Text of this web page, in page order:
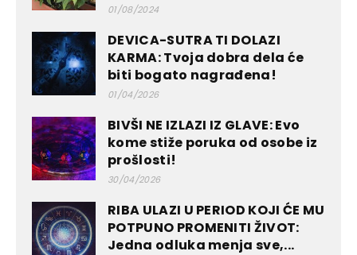
01/08/2024
DEVICA-SUTRA TI DOLAZI
KARMA: Tvoja dobra dela će
biti bogato nagrađena!
01/04/2026
BIVŠI NE IZLAZI IZ GLAVE: Evo
kome stiže poruka od osobe iz
prošlosti!
30/04/2026
RIBA ULAZI U PERIOD KOJI ĆE MU
POTPUNO PROMENITI ŽIVOT:
Jedna odluka menja sve,...